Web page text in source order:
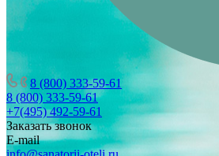
8 (800) 333-59-61
8 (800) 333-59-61
+7(495) 492-59-61
Заказать звонок
E-mail